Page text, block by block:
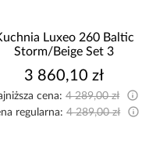
Como z dwoma
sztruks beżowy
2 519,99 zł
cena:2 599,99 zł
regularna:2 799,99 zł